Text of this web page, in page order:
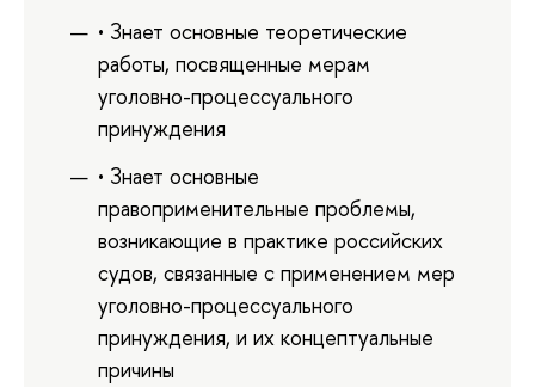
• Знает основные теоретические
работы, посвященные мерам
уголовно-процессуального
принуждения
• Знает основные
правоприменительные проблемы,
возникающие в практике российских
судов, связанные с применением мер
уголовно-процессуального
принуждения, и их концептуальные
причины